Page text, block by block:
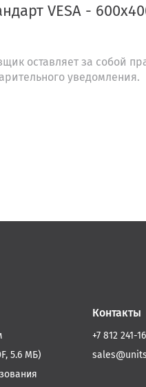
VESA -
оставляет за собой
уведомления.
5.6 МБ)
Контакты
+7 812 241-